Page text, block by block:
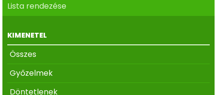
Lista rendezése
KIMENETEL
Összes
Győzelmek
Döntetlenek